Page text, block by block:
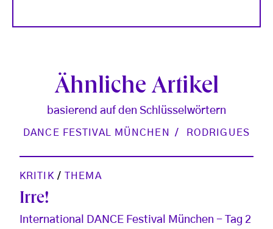
Ähnliche Artikel
basierend auf den Schlüsselwörtern
DANCE FESTIVAL MÜNCHEN RODRIGUES
KRITIK / THEMA
Irre!
International DANCE Festival München - Tag 2